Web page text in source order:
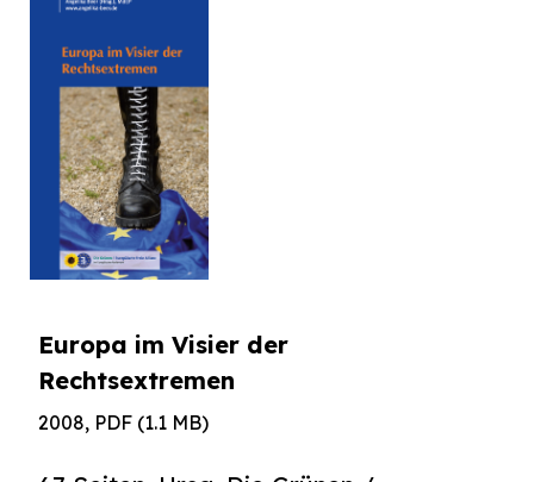
Europa im Visier der
Rechtsextremen
2008, PDF (1.1 MB)